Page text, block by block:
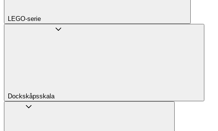
LEGO-serie
Dockskåpsskala